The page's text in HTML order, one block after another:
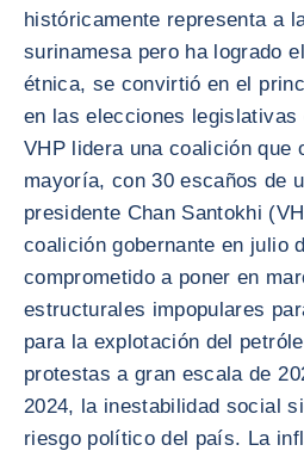
históricamente representa a
surinamesa pero ha logrado
étnica, se convirtió en el
en las elecciones legislativas
VHP lidera una coalición que
mayoría, con 30 escaños de
presidente Chan Santokhi
coalición gobernante en julio
comprometido a poner en
estructurales impopulares
para la explotación del
protestas a gran escala de
2024, la inestabilidad social
riesgo político del país. La